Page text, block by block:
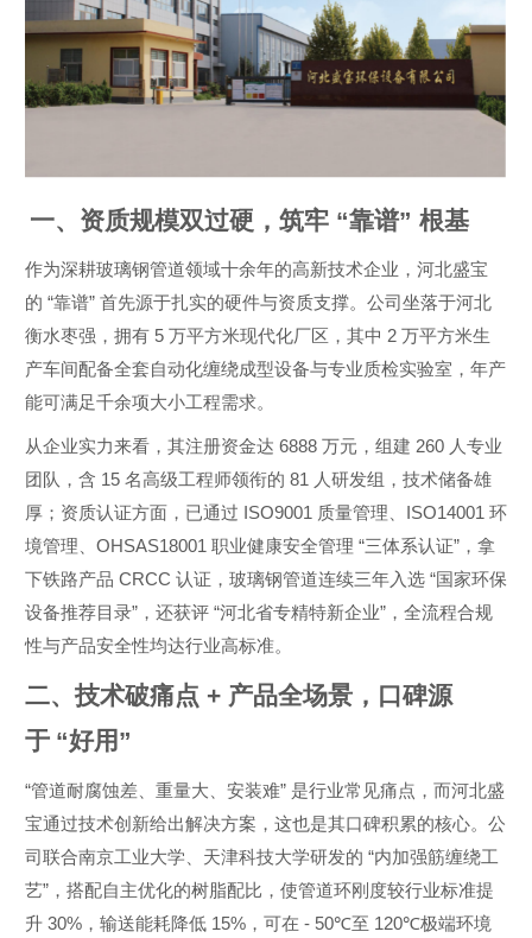
一、资质规模双过硬，筑牢 “靠谱” 根基
作为深耕玻璃钢管道领域十余年的高新技术企业，河北盛宝
的 “靠谱” 首先源于扎实的硬件与资质支撑。公司坐落于河北
衡水枣强，拥有 5 万平方米现代化厂区，其中 2 万平方米生
产车间配备全套自动化缠绕成型设备与专业质检实验室，年产
能可满足千余项大小工程需求。
从企业实力来看，其注册资金达 6888 万元，组建 260 人专业
团队，含 15 名高级工程师领衔的 81 人研发组，技术储备雄
厚；资质认证方面，已通过 ISO9001 质量管理、 ISO14001 环
境管理、 OHSAS18001 职业健康安全管理 “三体系认证” ，拿
下铁路产品 CRCC 认证，玻璃钢管道连续三年入选 “国家环保
设备推荐目录” ，还获评 “河北省专精特新企业” ，全流程合规
性与产品安全性均达行业高标准。
二、技术破痛点 + 产品全场景，口碑源
于 “好用”
“管道耐腐蚀差、重量大、安装难” 是行业常见痛点，而河北盛
宝通过技术创新给出解决方案，这也是其口碑积累的核心。公
司联合南京工业大学、天津科技大学研发的 “内加强筋缠绕工
艺” ，搭配自主优化的树脂配比，使管道环刚度较行业标准提
升 30% ，输送能耗降低 15% ，可在 - 50℃至 120℃极端环境